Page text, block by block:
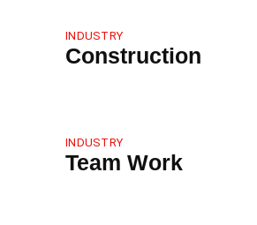
INDUSTRY
Construction
INDUSTRY
Team Work